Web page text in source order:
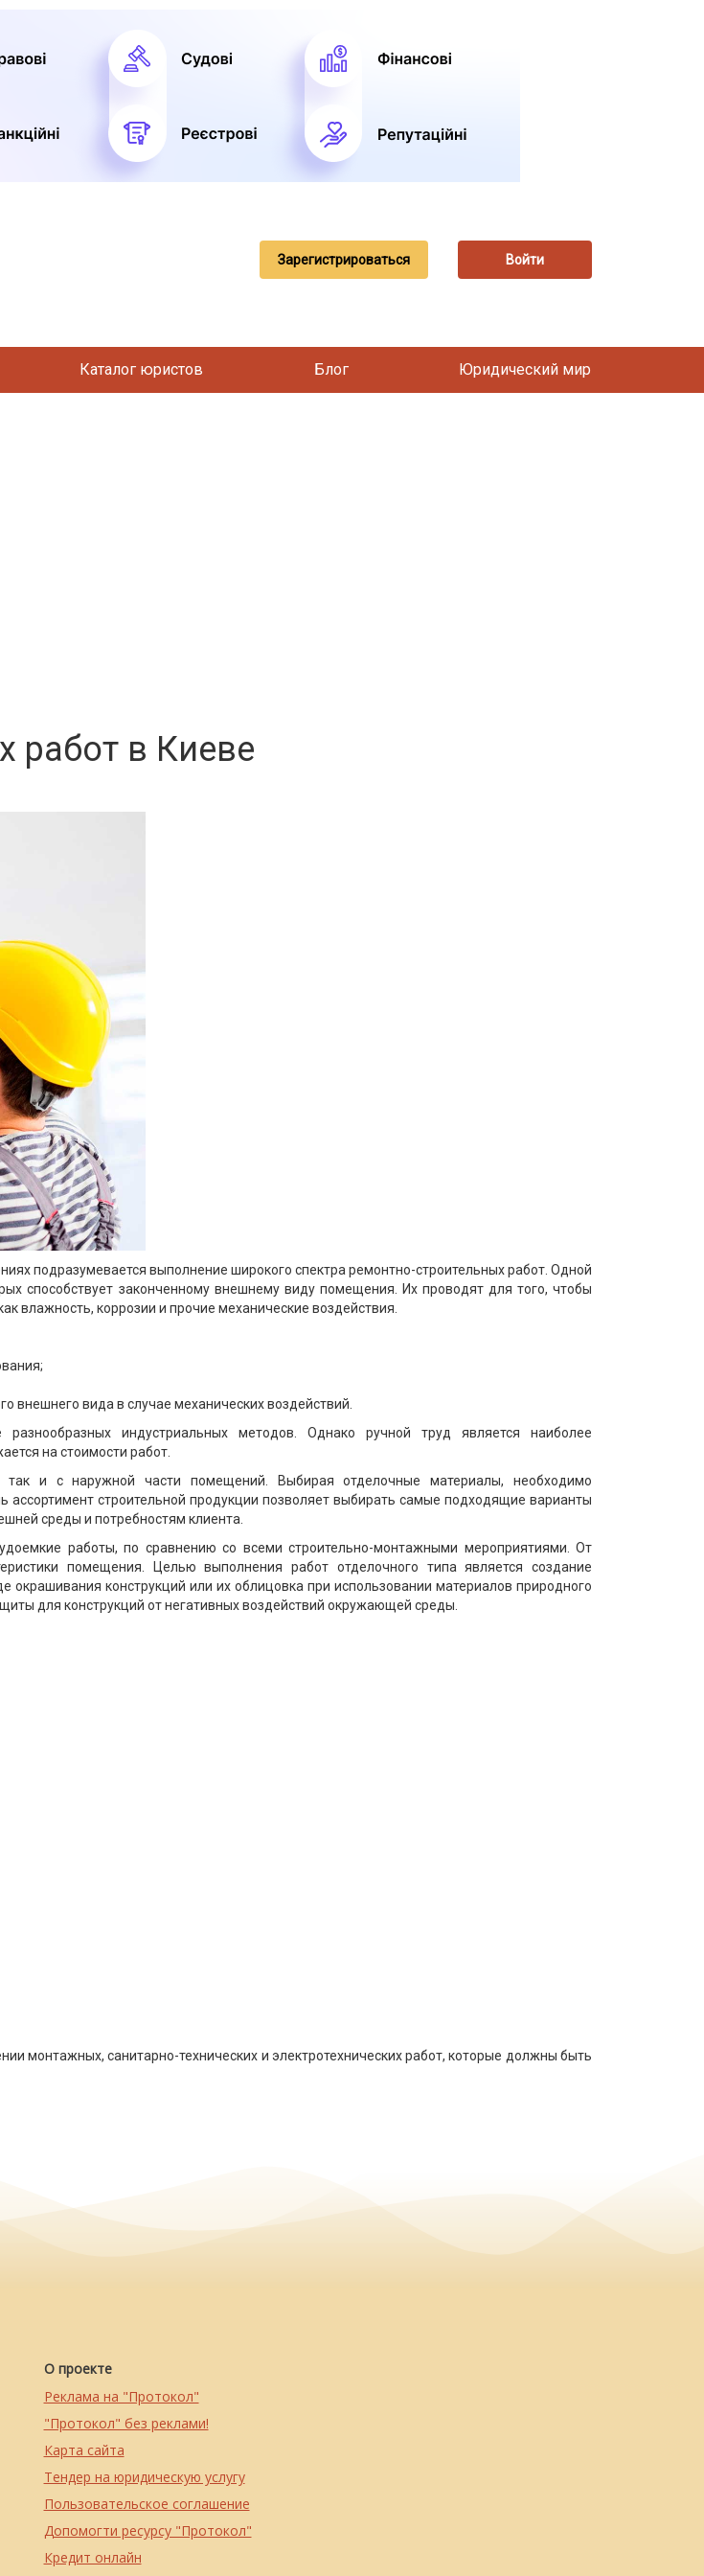
Зарегистрироваться Войти
Каталог юристов Блог Юридический мир
работ в Киеве
подразумевается выполнение широкого спектра ремонтно-строительных работ. Одной
способствует законченному внешнему виду помещения. Их проводят для того, чтобы
влажность, коррозии и прочие механические воздействия.
внешнего вида в случае механических воздействий.
индустриальных методов. Однако ручной труд является наиболее
на стоимости работ.
и с наружной части помещений. Выбирая отделочные материалы, необходимо
строительной продукции позволяет выбирать самые подходящие варианты
среды и потребностям клиента.
работы, по сравнению со всеми строительно-монтажными мероприятиями. От
помещения. Целью выполнения работ отделочного типа является создание
конструкций или их облицовка при использовании материалов природного
для конструкций от негативных воздействий окружающей среды.
монтажных, санитарно-технических и электротехнических работ, которые должны быть
О проекте
Реклама на "Протокол"
"Протокол" без реклами!
Карта сайта
Тендер на юридическую услугу
Пользовательское соглашение
Допомогти ресурсу "Протокол"
Кредит онлайн